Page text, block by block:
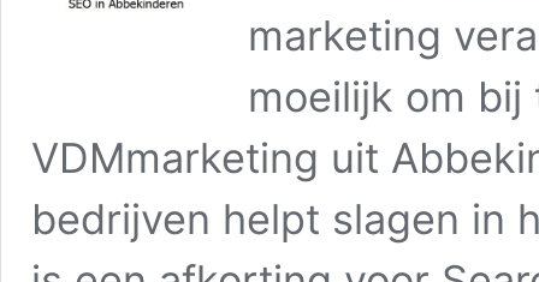
marketing
moeilijk om bij
VDMmarketing uit
bedrijven helpt slagen in